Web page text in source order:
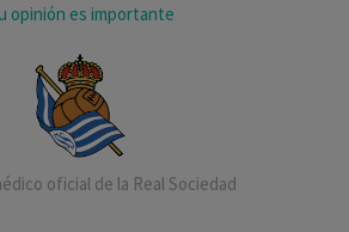
opinión es importante
oficial de la Real Sociedad